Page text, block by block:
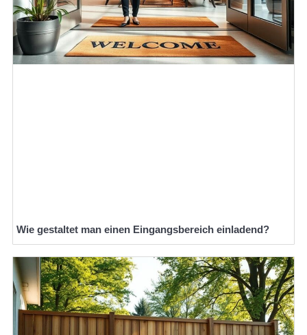
Wie gestaltet man einen Eingangsbereich einladend?